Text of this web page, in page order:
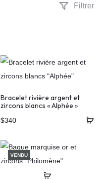
Filtrer
Bracelet rivière argent et
zircons blancs « Alphée »
$340
VENDU